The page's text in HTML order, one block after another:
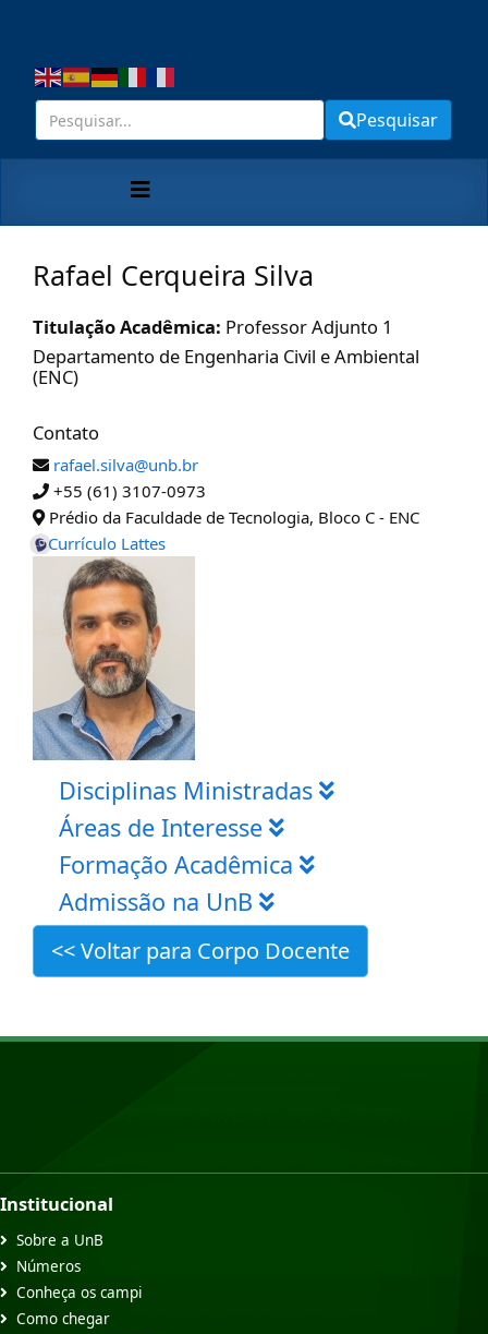
Pesquisar
Rafael Cerqueira Silva
Titulação Acadêmica: Professor Adjunto 1
Departamento de Engenharia Civil e Ambiental
(ENC)
Contato
rafael.silva@unb.br
+55 (61) 3107-0973
Prédio da Faculdade de Tecnologia, Bloco C - ENC
Currículo Lattes
Disciplinas Ministradas
Áreas de Interesse
Formação Acadêmica
Admissão na UnB
<< Voltar para Corpo Docente
Institucional
Sobre a UnB
Números
Conheça os campi
Como chegar